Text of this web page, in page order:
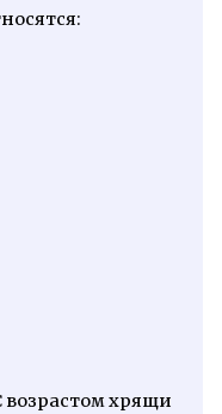
хрящи